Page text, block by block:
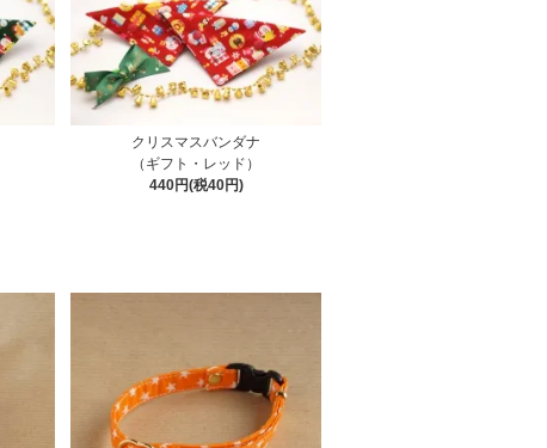
クリスマスバンダナ
（ギフト・レッド）
440円(税40円)